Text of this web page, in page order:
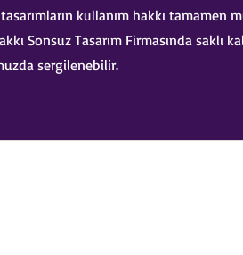
kullanım hakkı tamamen
Sonsuz Tasarım Firmasında saklı
sergilenebilir.